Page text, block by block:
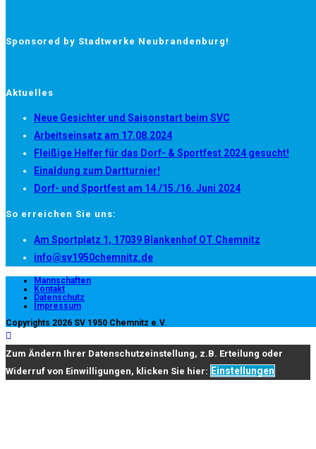
Sponsored by Stadtwerke Neubrandenburg!
Aktuelles
Neue Gesichter und Saisonstart beim SVC
Arbeitseinsatz am 17.08.2024
Fleißige Helfer für das Dorf- & Sportfest 2024 gesucht!
Einaldung zum Dartturnier!
Dorf- und Sportfest am 14./15./16. Juni 2024
So erreichen Sie uns:
Am Sportplatz 1, 17039 Blankenhof OT Chemnitz
a
info@sv1950chemnitz.deOpens
in
Mannschaften
Kontakt
Datenschutz
Impressum
Copyrights 2026 SV 1950 Chemnitz e.V.
Zum Ändern Ihrer Datenschutzeinstellung, z.B. Erteilung oder
Widerruf von Einwilligungen, klicken Sie hier: Einstellungen